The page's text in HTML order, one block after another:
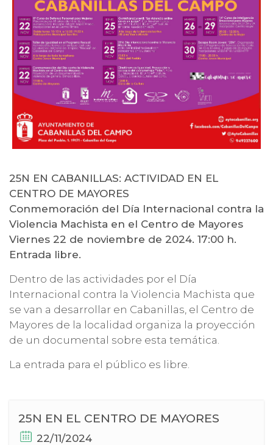
25N EN CABANILLAS: ACTIVIDAD EN EL
CENTRO DE MAYORES
Conmemoración del Día Internacional contra la
Violencia Machista en el Centro de Mayores
Viernes 22 de noviembre de 2024. 17:00 h.
Entrada libre.
Dentro de las actividades por el Día
Internacional contra la Violencia Machista que
se van a desarrollar en Cabanillas, el Centro de
Mayores de la localidad organiza la proyección
de un documental sobre esta temática.
La entrada para el público es libre.
25N EN EL CENTRO DE MAYORES
22/11/2024